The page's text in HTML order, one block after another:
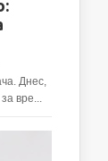
Днес,
вре...